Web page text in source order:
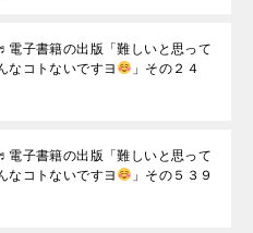
子書籍の出版「難しいと思って
なコトないですヨ
」その２４
子書籍の出版「難しいと思って
なコトないですヨ
」その５３９